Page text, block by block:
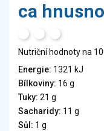
Vejce
Veganské a
Tuky
Obiloviny, mouka,
Chléb, pečivo, křehké
ca
Nutriční hodnoty na
Energie: 1321 kJ
Bílkoviny: 16 g
Tuky: 21 g
Sacharidy: 11 g
Sůl: 1 g